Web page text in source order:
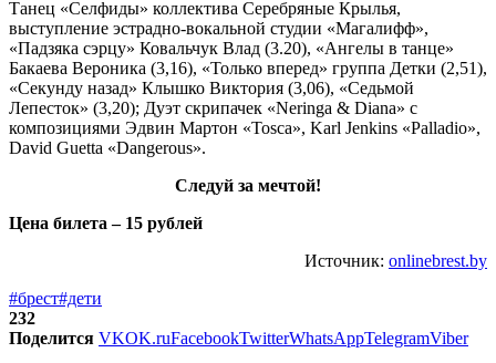
Танец «Селфиды» коллектива Серебряные Крылья,
выступление эстрадно-вокальной студии «Магалифф»,
«Падзяка сэрцу» Ковальчук Влад (3.20), «Ангелы в танце»
Бакаева Вероника (3,16), «Только вперед» группа Детки (2,51),
«Секунду назад» Клышко Виктория (3,06), «Седьмой
Лепесток» (3,20); Дуэт скрипачек «Neringa & Diana» с
композициями Эдвин Мартон «Tosca», Karl Jenkins «Palladio»,
David Guetta «Dangerous».
Следуй за мечтой!
Цена билета – 15 рублей
Источник: onlinebrest.by
#брест#дети
232
Поделится VKOK.ruFacebookTwitterWhatsAppTelegramViber